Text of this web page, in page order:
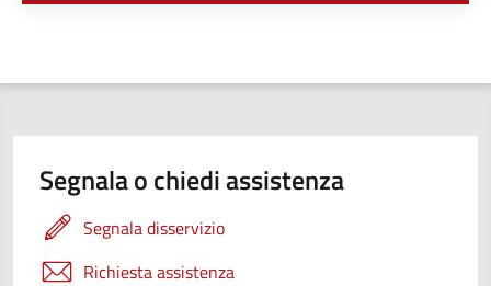
Segnala o chiedi assistenza
Segnala disservizio
Richiesta assistenza